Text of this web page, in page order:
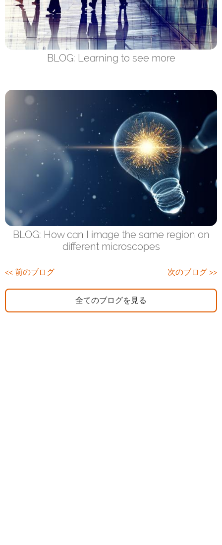
BLOG: Learning to see more
BLOG: How can I image the same region on
different microscopes
<< 前のブログ 次のブログ >>
全てのブログを見る